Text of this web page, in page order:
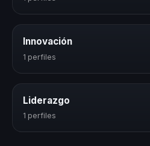
Innovación
1 perfiles
Liderazgo
1 perfiles